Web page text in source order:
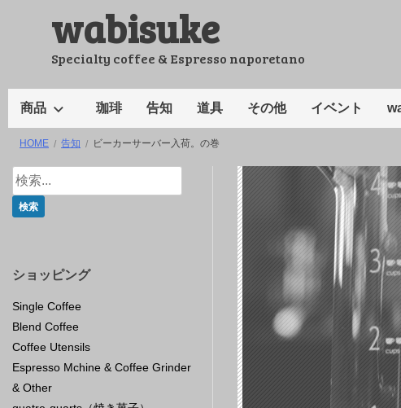
wabisuke
Specialty coffee & Espresso naporetano
商品 珈琲 告知 道具 その他 イベント
HOME 告知 ビーカーサーバー入荷。の巻
ショッピング
Single Coffee
Blend Coffee
Coffee Utensils
Espresso Mchine & Coffee Grinder
& Other